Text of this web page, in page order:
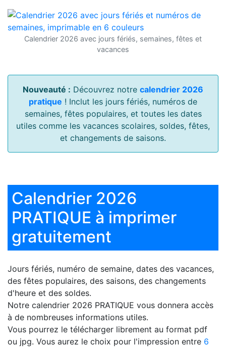
Calendrier 2026 avec jours fériés, semaines, fêtes et
vacances
Nouveauté : Découvrez notre calendrier 2026
pratique ! Inclut les jours fériés, numéros de
semaines, fêtes populaires, et toutes les dates
utiles comme les vacances scolaires, soldes, fêtes,
et changements de saisons.
Calendrier 2026
PRATIQUE à imprimer
gratuitement
Jours fériés, numéro de semaine, dates des vacances,
des fêtes populaires, des saisons, des changements
d'heure et des soldes.
Notre calendrier 2026 PRATIQUE vous donnera accès
à de nombreuses informations utiles.
Vous pourrez le télécharger librement au format pdf
ou jpg. Vous aurez le choix pour l'impression entre 6